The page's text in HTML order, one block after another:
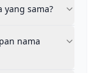
ini
sukai
ide?
sama?
nama